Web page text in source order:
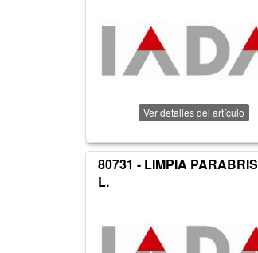
Ver detalles del artículo
80731 - LIMPIA
L.